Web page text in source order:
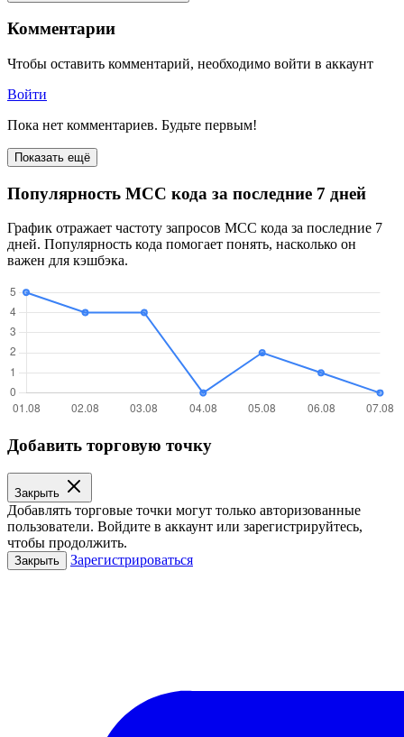
Комментарии
Чтобы оставить комментарий, необходимо войти в аккаунт
Войти
Пока нет комментариев. Будьте первым!
Показать ещё
Популярность MCC кода за последние 7 дней
График отражает частоту запросов MCC кода за последние 7
дней. Популярность кода помогает понять, насколько он
важен для кэшбэка.
Добавить торговую точку
Закрыть
Добавлять торговые точки могут только авторизованные
пользователи. Войдите в аккаунт или зарегистрируйтесь,
чтобы продолжить.
Закрыть Зарегистрироваться